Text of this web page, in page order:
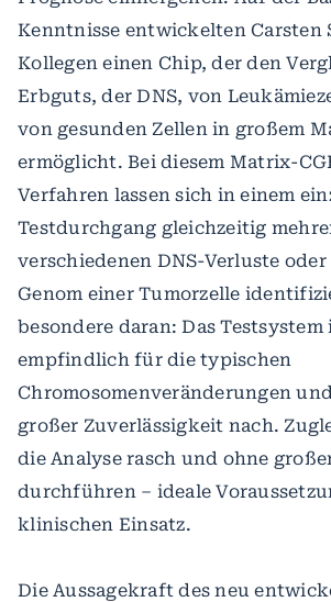
Kenntnisse entwickelten Carsten
Kollegen einen Chip, der den
Erbguts, der DNS, von
von gesunden Zellen in großem
ermöglicht. Bei diesem Matrix-
Verfahren lassen sich in einem
Testdurchgang gleichzeitig
verschiedenen DNS-Verluste
Genom einer Tumorzelle
besondere daran: Das Testsystem
empfindlich für die typischen
Chromosomenveränderungen
großer Zuverlässigkeit nach.
die Analyse rasch und ohne
durchführen – ideale
klinischen Einsatz.
Die Aussagekraft des neu